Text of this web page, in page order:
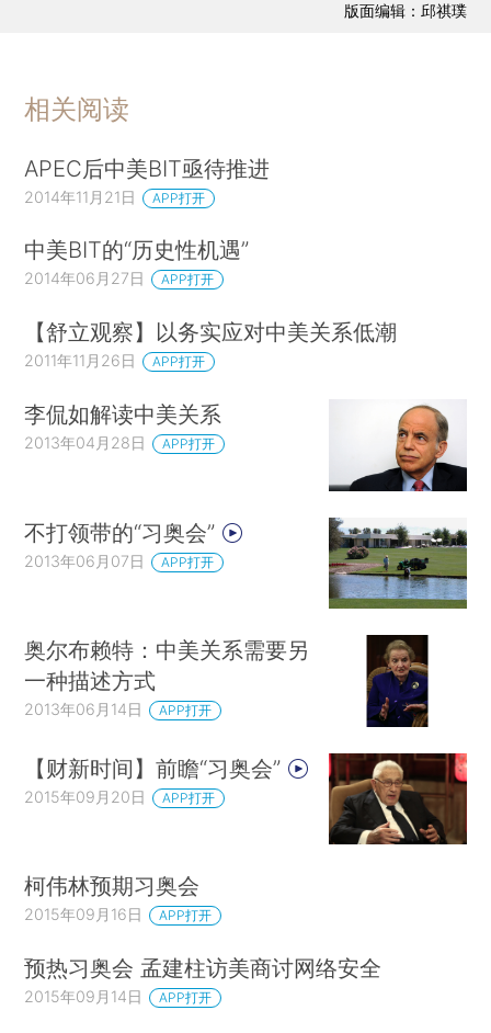
版面编辑：邱祺璞
相关阅读
APEC后中美BIT亟待推进
2014年11月21日 APP打开
中美BIT的“历史性机遇”
2014年06月27日 APP打开
【舒立观察】以务实应对中美关系低潮
2011年11月26日 APP打开
李侃如解读中美关系
2013年04月28日 APP打开
不打领带的“习奥会”
2013年06月07日 APP打开
奥尔布赖特：中美关系需要另
一种描述方式
2013年06月14日 APP打开
【财新时间】前瞻“习奥会”
2015年09月20日 APP打开
柯伟林预期习奥会
2015年09月16日 APP打开
预热习奥会 孟建柱访美商讨网络安全
2015年09月14日 APP打开